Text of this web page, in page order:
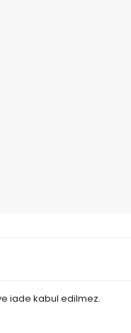
iade kabul edilmez.